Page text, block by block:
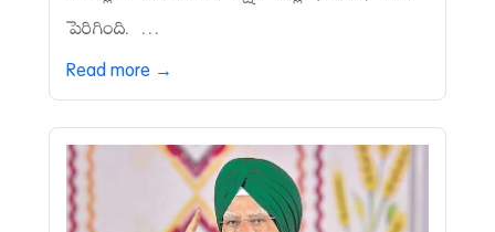
పెరిగింది. ...
Read more →